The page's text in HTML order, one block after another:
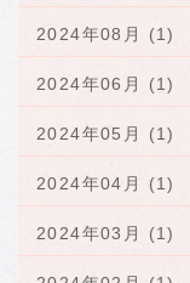
2024年08月 (1)
2024年06月 (1)
2024年05月 (1)
2024年04月 (1)
2024年03月 (1)